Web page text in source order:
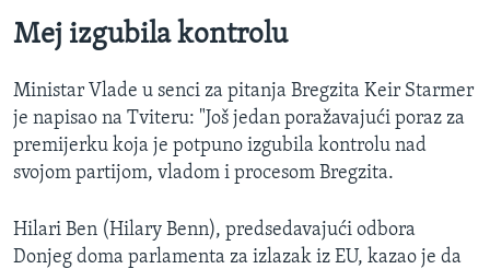
Mej izgubila kontrolu
Ministar Vlade u senci za pitanja Bregzita Keir Starmer
je napisao na Tviteru: "Još jedan poražavajući poraz za
premijerku koja je potpuno izgubila kontrolu nad
svojom partijom, vladom i procesom Bregzita.
Hilari Ben (Hilary Benn), predsedavajući odbora
Donjeg doma parlamenta za izlazak iz EU, kazao je da